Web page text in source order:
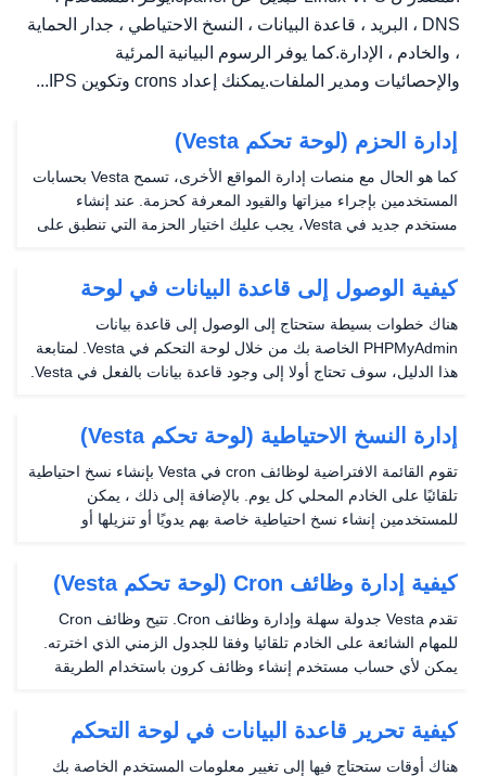
DNS ، البريد ، قاعدة البيانات ، النسخ الاحتياطي ، جدار الحماية
، والخادم ، الإدارة.كما يوفر الرسوم البيانية المرئية
والإحصائيات ومدير الملفات.يمكنك إعداد crons وتكوين IPS...
إدارة الحزم (لوحة تحكم Vesta)
كما هو الحال مع منصات إدارة المواقع الأخرى، تسمح Vesta بحسابات
المستخدمين بإجراء ميزاتها والقيود المعرفة كحزمة. عند إنشاء
مستخدم جديد في Vesta، يجب عليك اختيار الحزمة التي تنطبق على
كيفية الوصول إلى قاعدة البيانات في لوحة
التحكم فيستا
هناك خطوات بسيطة ستحتاج إلى الوصول إلى قاعدة بيانات
PHPMyAdmin الخاصة بك من خلال لوحة التحكم في Vesta. لمتابعة
إدارة النسخ الاحتياطية (لوحة تحكم Vesta)
تقوم القائمة الافتراضية لوظائف cron في Vesta بإنشاء نسخ احتياطية
تلقائيًا على الخادم المحلي كل يوم. بالإضافة إلى ذلك ، يمكن
للمستخدمين إنشاء نسخ احتياطية خاصة بهم يدويًا أو تنزيلها أو
كيفية إدارة وظائف Cron (لوحة تحكم Vesta)
تقدم Vesta جدولة سهلة وإدارة وظائف Cron. تتيح وظائف Cron
للمهام الشائعة على الخادم تلقائيا وفقا للجدول الزمني الذي اخترته.
يمكن لأي حساب مستخدم إنشاء وظائف كرون باستخدام الطريقة
كيفية تحرير قاعدة البيانات في لوحة التحكم
فيستا
هناك أوقات ستحتاج فيها إلى تغيير معلومات المستخدم الخاصة بك